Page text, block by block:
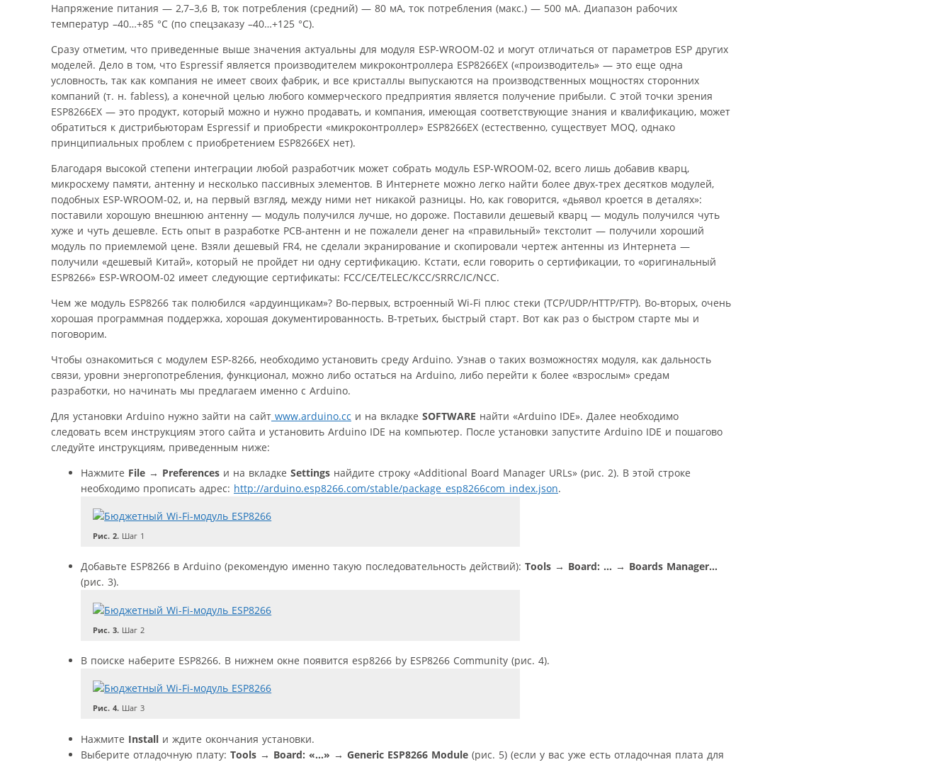
Напряжение питания — 2,7–3,6 В, ток потребления (средний) — 80 мА, ток потребления (макс.) — 500 мА. Диапазон рабочих
температур –40…+85 °С (по спецзаказу –40…+125 °С).
Сразу отметим, что приведенные выше значения актуальны для модуля ESP-WROOM-02 и могут отличаться от параметров ESP других
моделей. Дело в том, что Espressif является производителем микроконтроллера ESP8266EX («производитель» — это еще одна
условность, так как компания не имеет своих фабрик, и все кристаллы выпускаются на производственных мощностях сторонних
компаний (т. н. fabless), а конечной целью любого коммерческого предприятия является получение прибыли. С этой точки зрения
ESP8266EX — это продукт, который можно и нужно продавать, и компания, имеющая соответствующие знания и квалификацию, может
обратиться к дистрибьюторам Espressif и приобрести «микроконтроллер» ESP8266EX (естественно, существует MOQ, однако
принципиальных проблем с приобретением ESP8266EX нет).
Благодаря высокой степени интеграции любой разработчик может собрать модуль ESP-WROOM-02, всего лишь добавив кварц,
микросхему памяти, антенну и несколько пассивных элементов. В Интернете можно легко найти более двух-трех десятков модулей,
подобных ESP-WROOM-02, и, на первый взгляд, между ними нет никакой разницы. Но, как говорится, «дьявол кроется в деталях»:
поставили хорошую внешнюю антенну — модуль получился лучше, но дороже. Поставили дешевый кварц — модуль получился чуть
хуже и чуть дешевле. Есть опыт в разработке PCB-антенн и не пожалели денег на «правильный» текстолит — получили хороший
модуль по приемлемой цене. Взяли дешевый FR4, не сделали экранирование и скопировали чертеж антенны из Интернета —
получили «дешевый Китай», который не пройдет ни одну сертификацию. Кстати, если говорить о сертификации, то «оригинальный
ESP8266» ESP-WROOM-02 имеет следующие сертификаты: FCC/CE/TELEC/KCC/SRRC/IC/NCC.
Чем же модуль ESP8266 так полюбился «ардуинщикам»? Во-первых, встроенный Wi-Fi плюс стеки (TCP/UDP/HTTP/FTP). Во-вторых, очень
хорошая программная поддержка, хорошая документированность. В-третьих, быстрый старт. Вот как раз о быстром старте мы и
поговорим.
Чтобы ознакомиться с модулем ESP-8266, необходимо установить среду Arduino. Узнав о таких возможностях модуля, как дальность
связи, уровни энергопотребления, функционал, можно либо остаться на Arduino, либо перейти к более «взрослым» средам
разработки, но начинать мы предлагаем именно с Arduino.
Для установки Arduino нужно зайти на сайт www.arduino.cc и на вкладке SOFTWARE найти «Arduino IDE». Далее необходимо
следовать всем инструкциям этого сайта и установить Arduino IDE на компьютер. После установки запустите Arduino IDE и пошагово
следуйте инструкциям, приведенным ниже:
Нажмите File → Preferences и на вкладке Settings найдите строку «Additional Board Manager URLs» (рис. 2). В этой строке
необходимо прописать адрес: http://arduino.esp8266.com/stable/package_esp8266com_index.json.
Рис. 2. Шаг 1
Добавьте ESP8266 в Arduino (рекомендую именно такую последовательность действий): Tools → Board: … → Boards Manager…
(рис. 3).
Рис. 3. Шаг 2
В поиске наберите ESP8266. В нижнем окне появится esp8266 by ESP8266 Community (рис. 4).
Рис. 4. Шаг 3
Нажмите Install и ждите окончания установки.
Выберите отладочную плату: Tools → Board: «…» → Generic ESP8266 Module (рис. 5) (если у вас уже есть отладочная плата для